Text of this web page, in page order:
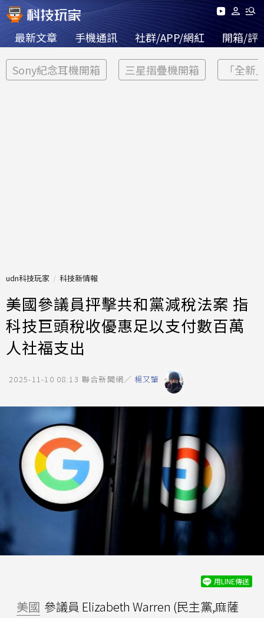
最新文章 手機通訊 社群/APP/網紅 開箱/評
Sony紀念耳機開箱 三星摺疊機開箱 「全新
udn科技玩家 科技新情報
美國參議員抨擊共和黨減稅法案 指
科技巨頭稅收優惠足以支付數百萬
人社福支出
2025-11-10 08:13 聯合新聞網／ 楊又肇
用LINE傳送
美國 參議員 Elizabeth Warren (民主黨,麻薩